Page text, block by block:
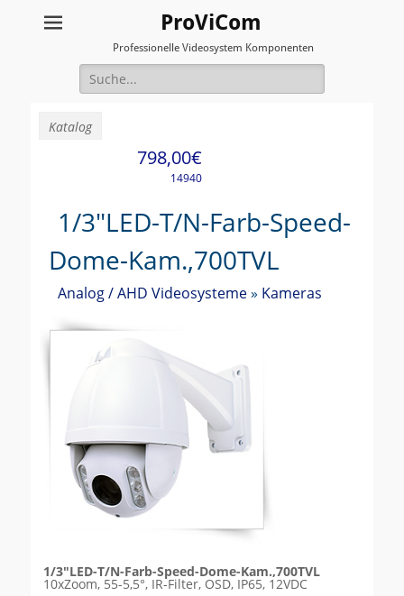
ProViCom
Professionelle Videosystem Komponenten
Suche
für:
Katalog
798,00€
14940
1/3"LED-T/N-Farb-Speed-
Dome-Kam.,700TVL
Analog / AHD Videosysteme» Kameras
1/3"LED-T/N-Farb-Speed-Dome-Kam.,700TVL
10xZoom, 55-5,5°, IR-Filter, OSD, IP65, 12VDC